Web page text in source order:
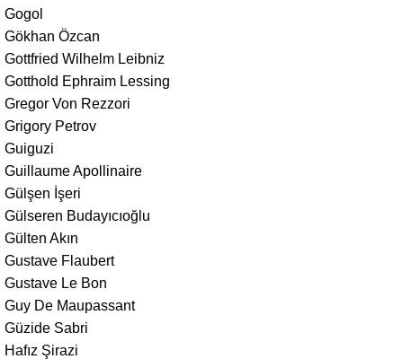
Gogol
Gökhan Özcan
Gottfried Wilhelm Leibniz
Gotthold Ephraim Lessing
Gregor Von Rezzori
Grigory Petrov
Guiguzi
Guillaume Apollinaire
Gülşen İşeri
Gülseren Budayıcıoğlu
Gülten Akın
Gustave Flaubert
Gustave Le Bon
Guy De Maupassant
Güzide Sabri
Hafız Şirazi